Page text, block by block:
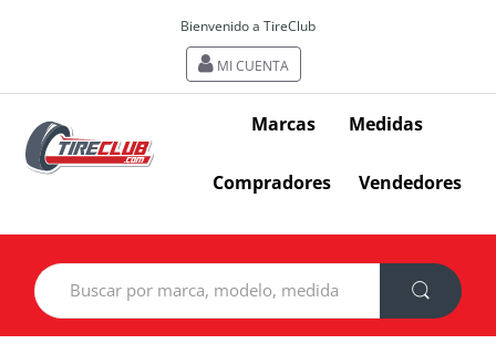
Bienvenido a TireClub
MI CUENTA
Marcas Medidas
Compradores Vendedores
Search
for: